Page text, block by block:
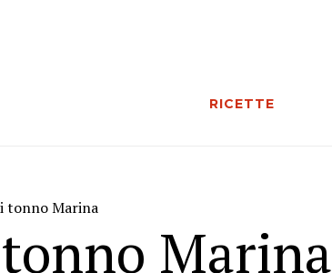
RICETTE
tonno Marina
Marina